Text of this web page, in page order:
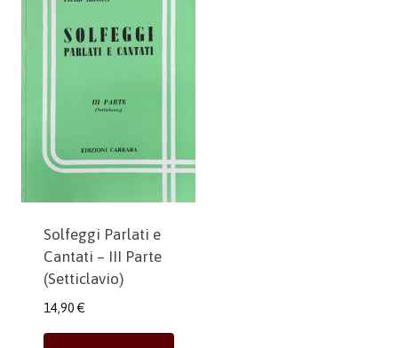
Solfeggi Parlati e
Cantati – III Parte
(Setticlavio)
14,90 €